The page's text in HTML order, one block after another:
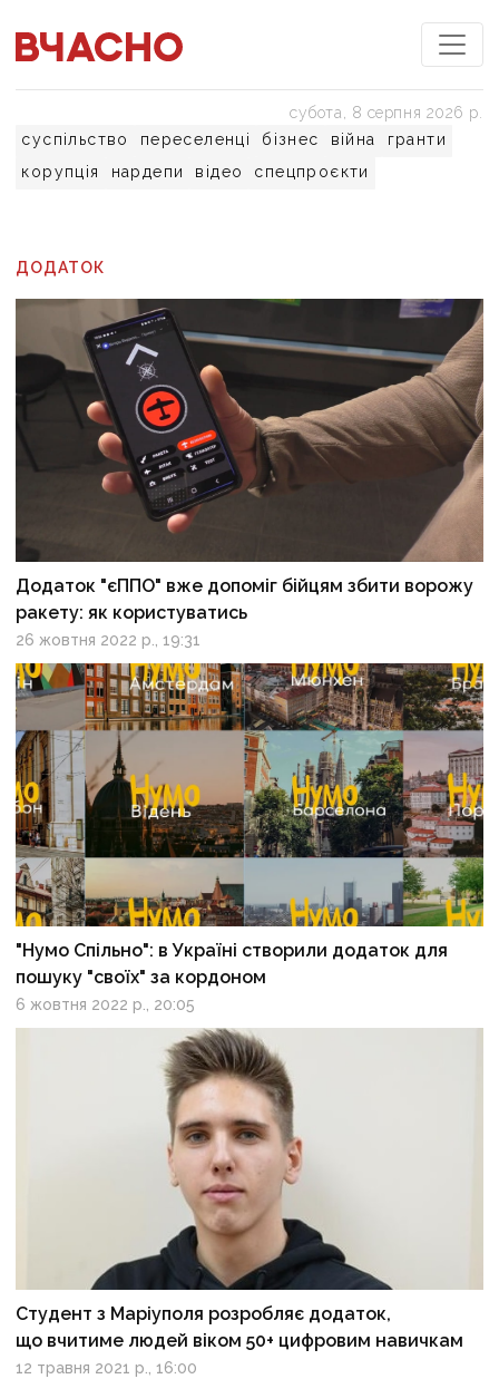
суспільство переселенці бізнес війна
гранти
корупція
нардепи відео спецпроєкти
субота, 8 серпня 2026 р.
ДОДАТОК
Додаток "єППО" вже допоміг бійцям збити ворожу
ракету: як користуватись
26 жовтня 2022 р., 19:31
"Нумо Спільно": в Україні створили додаток для
пошуку "своїх" за кордоном
6 жовтня 2022 р., 20:05
Студент з Маріуполя розробляє додаток,
що вчитиме людей віком 50+ цифровим навичкам
12 травня 2021 р., 16:00